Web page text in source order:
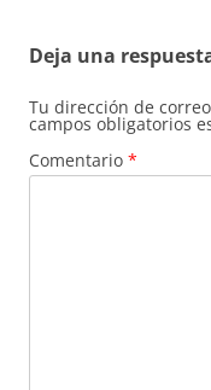
Deja una
Tu dirección de
campos obligatorios
Comentario *